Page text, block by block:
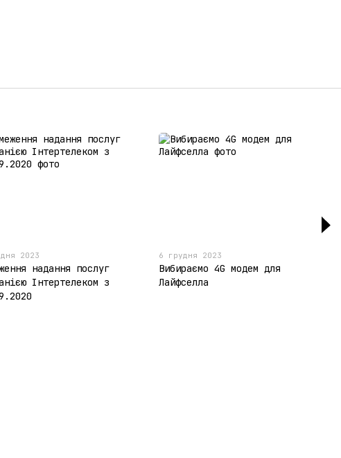
2023
надання послуг
Інтертелеком з
6 грудня 2023
Вибираємо 4G модем для
Лайфселла